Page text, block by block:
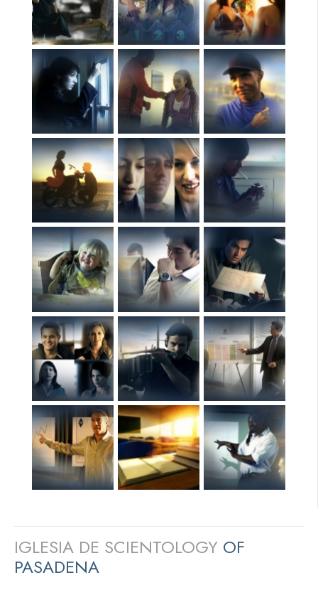
IGLESIA DE SCIENTOLOGY OF
PASADENA